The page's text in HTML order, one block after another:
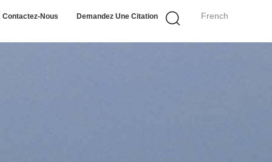
French
Contactez-Nous Demandez Une Citation